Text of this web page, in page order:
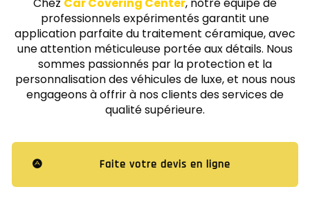
Chez Car Covering Center, notre équipe de
professionnels expérimentés garantit une
application parfaite du traitement céramique, avec
une attention méticuleuse portée aux détails. Nous
sommes passionnés par la protection et la
personnalisation des véhicules de luxe, et nous nous
engageons à offrir à nos clients des services de
qualité supérieure.
Faite votre devis en ligne